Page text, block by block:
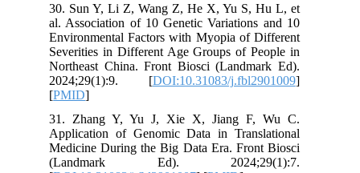
30. Sun Y, Li Z, Wang Z, He X, Yu S, Hu L, et
al. Association of 10 Genetic Variations and 10
Environmental Factors with Myopia of Different
Severities in Different Age Groups of People in
Northeast China. Front Biosci (Landmark Ed).
2024;29(1):9. [DOI:10.31083/j.fbl2901009
[PMID
31. Zhang Y, Yu J, Xie X, Jiang F, Wu C.
Application of Genomic Data in Translational
Medicine During the Big Data Era. Front Biosci
(Landmark Ed). 2024;29(1):7.